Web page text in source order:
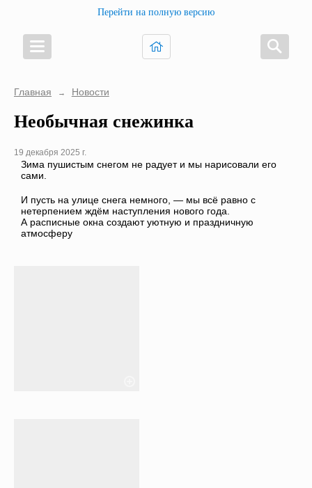
Перейти на полную версию
Главная → Новости
Необычная снежинка
19 декабря 2025 г.
Зима пушистым снегом не радует и мы нарисовали его
сами.
И пусть на улице снега немного, — мы всё равно с
нетерпением ждём наступления нового года.
А расписные окна создают уютную и праздничную
атмосферу